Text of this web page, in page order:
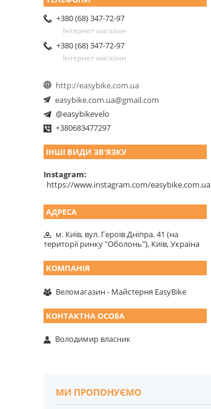
+380 (68) 347-72-97
Інтернет магазин
+380 (68) 347-72-97
Інтернет магазин
http://easybike.com.ua
easybike.com.ua@gmail.com
@easybikevelo
+380683477297
ІНШІ ВИДИ ЗВ'ЯЗКУ
Instagram
https://www.instagram.com/easybike.com.ua
м. Київ, вул. Героїв Дніпра, 41 (на
території ринку "Оболонь"), Київ, Україна
Веломагазин - Майстерня EasyBike
Володимир власник
МИ ПРОПОНУЄМО